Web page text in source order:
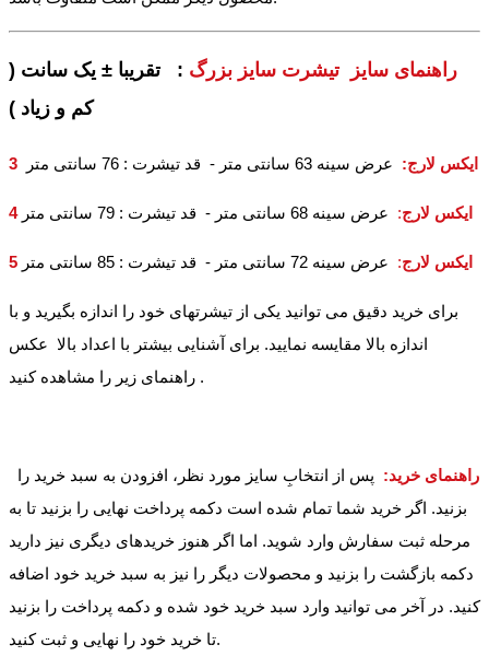
راهنمای سایز تیشرت سایز بزرگ : تقریبا ± یک سانت (
کم و زیاد )
3 ایکس لارج: عرض سینه 63 سانتی متر - قد تیشرت : 76 سانتی متر
4 ایکس لارج: عرض سینه 68 سانتی متر - قد تیشرت : 79 سانتی متر
5 ایکس لارج: عرض سینه 72 سانتی متر - قد تیشرت : 85 سانتی متر
برای خرید دقیق می توانید یکی از تیشرتهای خود را اندازه بگیرید و با
اندازه بالا مقایسه نمایید. برای آشنایی بیشتر با اعداد بالا عکس
راهنمای زیر را مشاهده کنید .
راهنمای خرید: پس از انتخابِ سایز مورد نظر، افزودن به سبد خرید را
بزنید. اگر خرید شما تمام شده است دکمه پرداخت نهایی را بزنید تا به
مرحله ثبت سفارش وارد شوید. اما اگر هنوز خریدهای دیگری نیز دارید
دکمه بازگشت را بزنید و محصولات دیگر را نیز به سبد خرید خود اضافه
کنید. در آخر می توانید وارد سبد خرید خود شده و دکمه پرداخت را بزنید
تا خرید خود را نهایی و ثبت کنید.